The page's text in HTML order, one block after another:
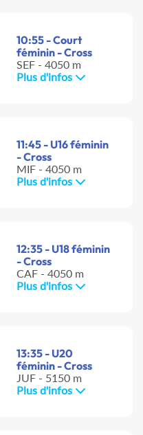
10:55 - Court
féminin - Cross
SEF - 4050 m
Plus d'infos
11:45 - U16 féminin
- Cross
MIF - 4050 m
Plus d'infos
12:35 - U18 féminin
- Cross
CAF - 4050 m
Plus d'infos
13:35 - U20
féminin - Cross
JUF - 5150 m
Plus d'infos